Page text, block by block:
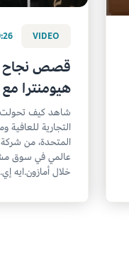
VIDEO
قصص نجاح
هيومنترا مع
شاهد كيف تحولت
التجارية للعافية
المتحدة، من
عالمي في سوق
خلال أمازون.ايه إي.